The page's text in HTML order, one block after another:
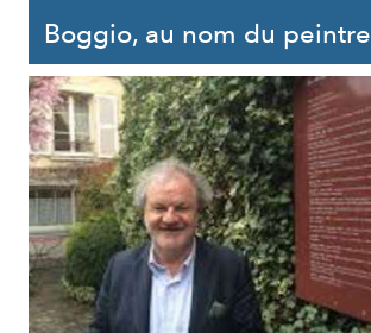
Boggio, au nom du peintre